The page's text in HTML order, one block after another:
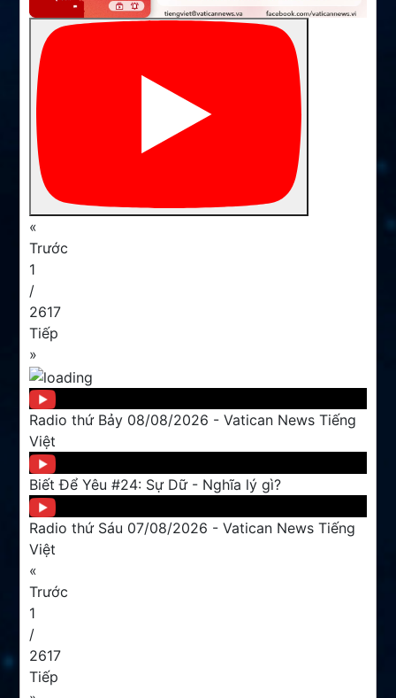
«
Trước
1
/
2617
Tiếp
»
Radio thứ Bảy 08/08/2026 - Vatican News Tiếng
Việt
Biết Để Yêu #24: Sự Dữ - Nghĩa lý gì?
Radio thứ Sáu 07/08/2026 - Vatican News Tiếng
Việt
«
Trước
1
/
2617
Tiếp